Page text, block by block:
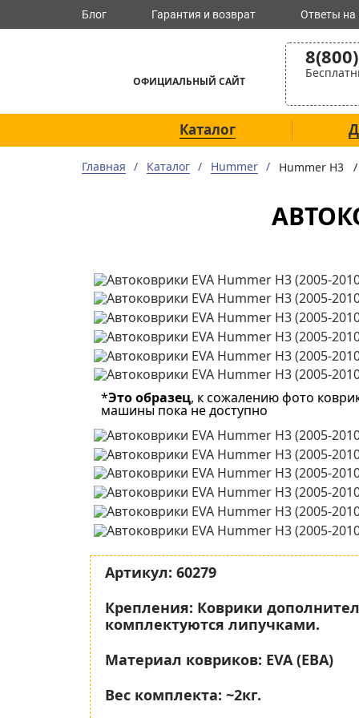
Блог Гарантия и возврат Ответы на
ОФИЦИАЛЬНЫЙ САЙТ
Каталог
Главная Каталог Hummer Hummer H3 /
*Это образец, к сожалению фото
машины пока не доступно
Артикул: 60279
Крепления: Коврики
комплектуются липучками.
Материал ковриков: EVA (ЕВА)
Вес комплекта: ~2кг.